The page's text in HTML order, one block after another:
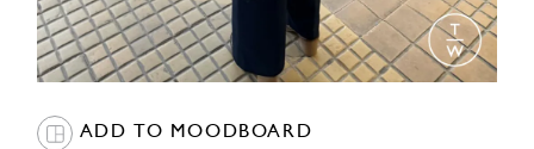
ADD TO MOODBOARD